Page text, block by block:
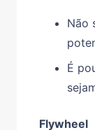
Não
É
Flywheel